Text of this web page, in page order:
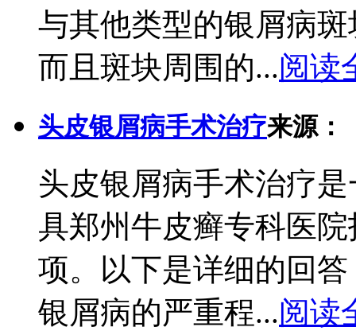
与其他类型的银屑病
而且斑块周围的...阅读
头皮银屑病手术治疗来源：
头皮银屑病手术治疗
具郑州牛皮癣专科医
项。以下是详细的回
银屑病的严重程...阅读